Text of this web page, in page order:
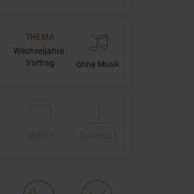
THEMA
Wechseljahre ,
Vortrag
ohne Musik